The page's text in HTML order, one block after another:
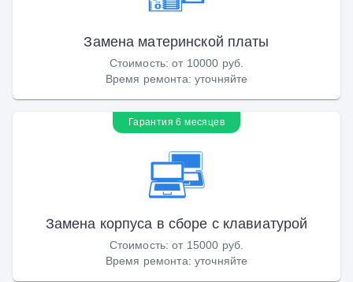
Замена материнской платы
Стоимость:от 10000 руб.
Время ремонта: уточняйте
Гарантия 6 месяцев
Замена корпуса в сборе с клавиатурой
Стоимость:от 15000 руб.
Время ремонта: уточняйте